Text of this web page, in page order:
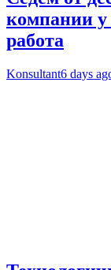
компании у
работа
Konsultant6 days